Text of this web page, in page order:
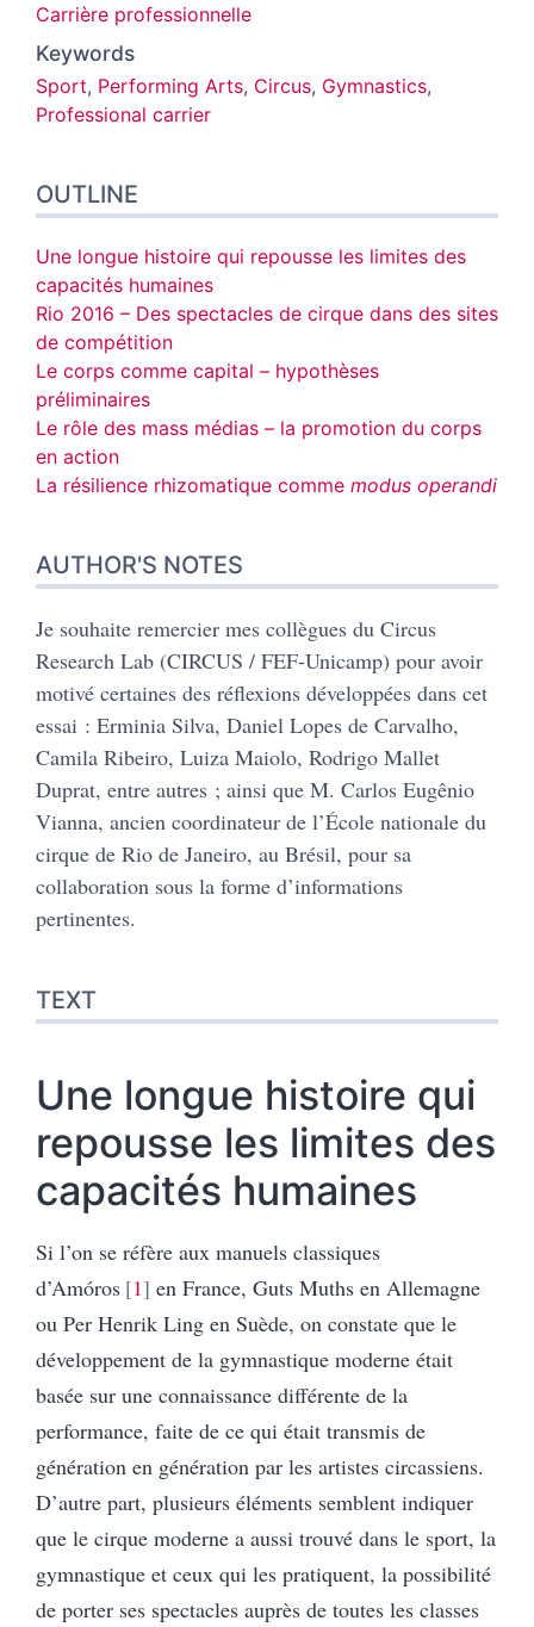
Carrière professionnelle
Keywords
Sport, Performing Arts, Circus, Gymnastics,
Professional carrier
OUTLINE
Une longue histoire qui repousse les limites des
capacités humaines
Rio 2016 – Des spectacles de cirque dans des sites
de compétition
Le corps comme capital – hypothèses
préliminaires
Le rôle des mass médias – la promotion du corps
en action
La résilience rhizomatique comme modus operandi
AUTHOR'S NOTES
Je souhaite remercier mes collègues du Circus
Research Lab (CIRCUS / FEF-Unicamp) pour avoir
motivé certaines des réflexions développées dans cet
essai : Erminia Silva, Daniel Lopes de Carvalho,
Camila Ribeiro, Luiza Maiolo, Rodrigo Mallet
Duprat, entre autres ; ainsi que M. Carlos Eugênio
Vianna, ancien coordinateur de l’École nationale du
cirque de Rio de Janeiro, au Brésil, pour sa
collaboration sous la forme d’informations
pertinentes.
TEXT
Une longue histoire qui
repousse les limites des
capacités humaines
Si l’on se réfère aux manuels classiques
d’Amóros 1 en France, Guts Muths en Allemagne
ou Per Henrik Ling en Suède, on constate que le
développement de la gymnastique moderne était
basée sur une connaissance différente de la
performance, faite de ce qui était transmis de
génération en génération par les artistes circassiens.
D’autre part, plusieurs éléments semblent indiquer
que le cirque moderne a aussi trouvé dans le sport, la
gymnastique et ceux qui les pratiquent, la possibilité
de porter ses spectacles auprès de toutes les classes